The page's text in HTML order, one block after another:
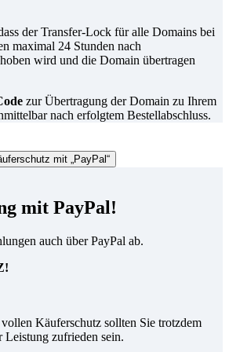
der Transfer-Lock für alle Domains bei
maximal 24 Stunden nach
wird und die Domain übertragen
zur Übertragung der Domain zu Ihrem
nach erfolgtem Bestellabschluss.
mit „PayPal“
mit PayPal!
auch über PayPal ab.
Käuferschutz sollten Sie trotzdem
Leistung zufrieden sein.